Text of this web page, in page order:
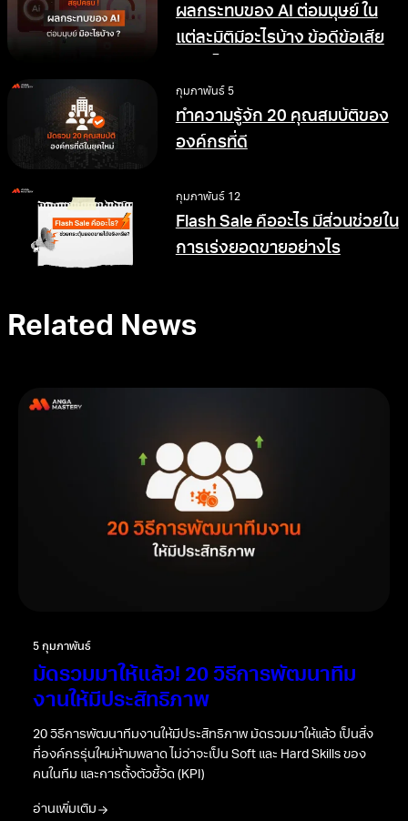
ผลกระทบของ AI ต่อมนุษย์ ใน
แต่ละมิติมีอะไรบ้าง ข้อดีข้อเสีย
กุมภาพันธ์ 5
ทำความรู้จัก 20 คุณสมบัติของ
องค์กรที่ดี
กุมภาพันธ์ 12
Flash Sale คืออะไร มีส่วนช่วยใน
การเร่งยอดขายอย่างไร
Related News
5 กุมภาพันธ์
มัดรวมมาให้แล้ว! 20 วิธีการพัฒนาทีม
งานให้มีประสิทธิภาพ
20 วิธีการพัฒนาทีมงานให้มีประสิทธิภาพ มัดรวมมาให้แล้ว เป็นสิ่ง
ที่องค์กรรุ่นใหม่ห้ามพลาด ไม่ว่าจะเป็น Soft และ Hard Skills ของ
คนในทีม และการตั้งตัวชี้วัด (KPI)
อ่านเพิ่มเติม